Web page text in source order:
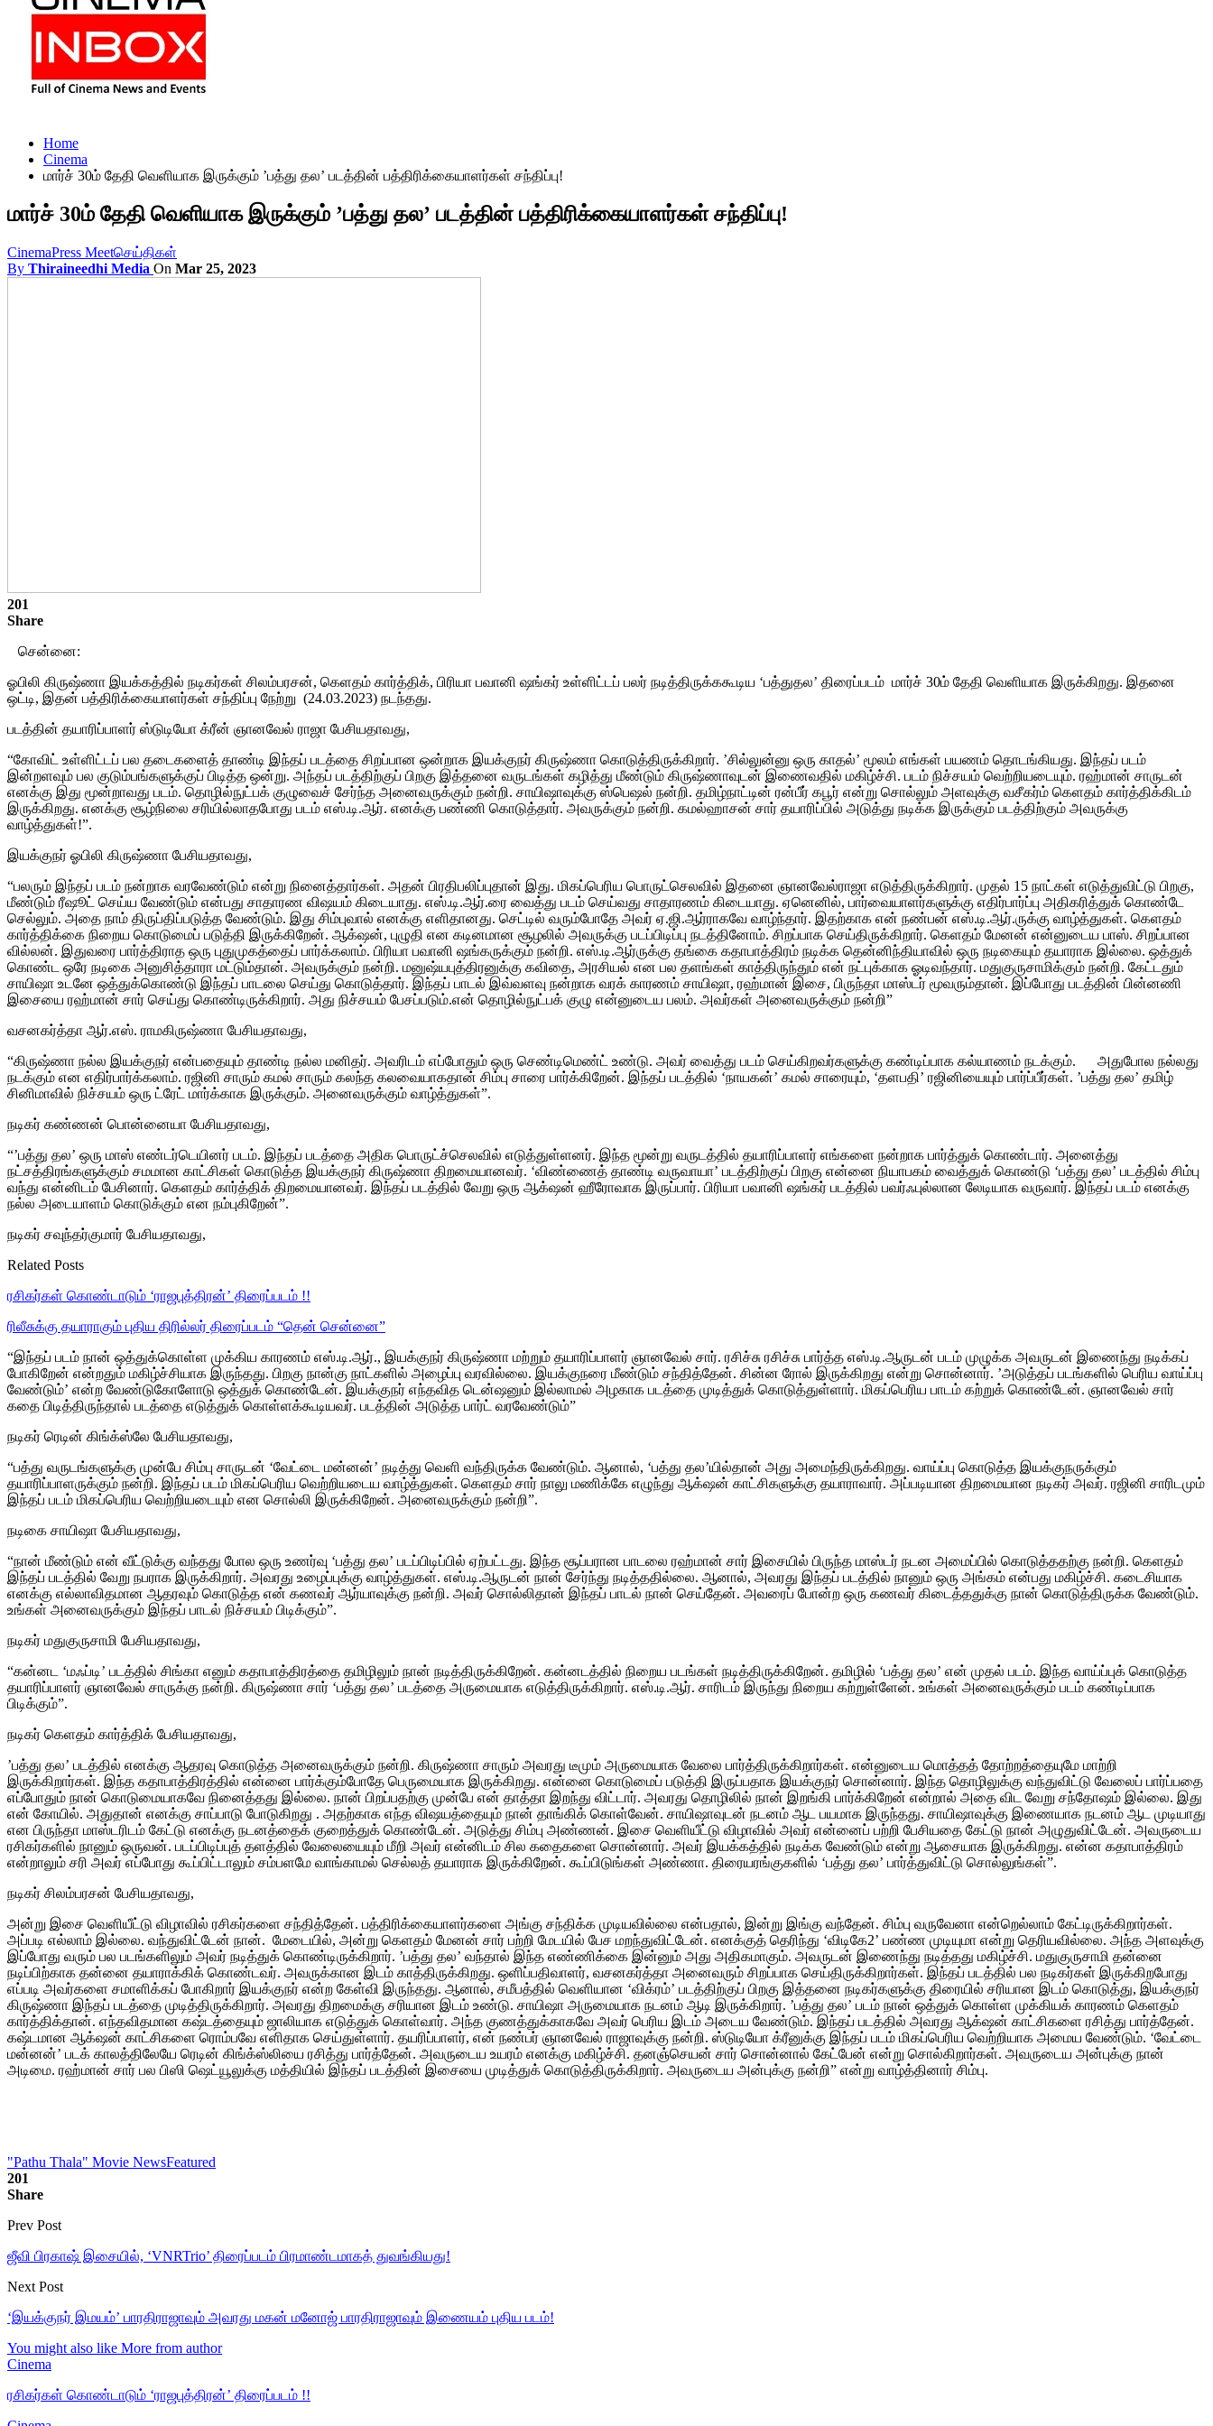
Home
Cinema
மார்ச் 30ம் தேதி வெளியாக இருக்கும் ’பத்து தல’ படத்தின் பத்திரிக்கையாளர்கள் சந்திப்பு!
மார்ச் 30ம் தேதி வெளியாக இருக்கும் ’பத்து தல’ படத்தின் பத்திரிக்கையாளர்கள் சந்திப்பு!
CinemaPress Meetசெய்திகள்
By Thiraineedhi Media On Mar 25, 2023
201
Share
சென்னை:
ஓபிலி கிருஷ்ணா இயக்கத்தில் நடிகர்கள் சிலம்பரசன், கெளதம் கார்த்திக், பிரியா பவானி ஷங்கர் உள்ளிட்டப் பலர் நடித்திருக்ககூடிய ‘பத்துதல’ திரைப்படம் மார்ச் 30ம் தேதி வெளியாக இருக்கிறது. இதனை
ஒட்டி, இதன் பத்திரிக்கையாளர்கள் சந்திப்பு நேற்று (24.03.2023) நடந்தது.
படத்தின் தயாரிப்பாளர் ஸ்டுடியோ க்ரீன் ஞானவேல் ராஜா பேசியதாவது,
“கோவிட் உள்ளிட்டப் பல தடைகளைத் தாண்டி இந்தப் படத்தை சிறப்பான ஒன்றாக இயக்குநர் கிருஷ்ணா கொடுத்திருக்கிறார். ’சில்லுன்னு ஒரு காதல்’ மூலம் எங்கள் பயணம் தொடங்கியது. இந்தப் படம்
இன்றளவும் பல குடும்பங்களுக்குப் பிடித்த ஒன்று. அந்தப் படத்திற்குப் பிறகு இத்தனை வருடங்கள் கழித்து மீண்டும் கிருஷ்ணாவுடன் இணைவதில் மகிழ்ச்சி. படம் நிச்சயம் வெற்றியடையும். ரஹ்மான் சாருடன்
எனக்கு இது மூன்றாவது படம். தொழில்நுட்பக் குழுவைச் சேர்ந்த அனைவருக்கும் நன்றி. சாயிஷாவுக்கு ஸ்பெஷல் நன்றி. தமிழ்நாட்டின் ரன்பீர் கபூர் என்று சொல்லும் அளவுக்கு வசீகர்ம் கெளதம் கார்த்திக்கிடம்
இருக்கிறது. எனக்கு சூழ்நிலை சரியில்லாதபோது படம் எஸ்.டி.ஆர். எனக்கு பண்ணி கொடுத்தார். அவருக்கும் நன்றி. கமல்ஹாசன் சார் தயாரிப்பில் அடுத்து நடிக்க இருக்கும் படத்திற்கும் அவருக்கு
வாழ்த்துகள்!”.
இயக்குநர் ஓபிலி கிருஷ்ணா பேசியதாவது,
“பலரும் இந்தப் படம் நன்றாக வரவேண்டும் என்று நினைத்தார்கள். அதன் பிரதிபலிப்புதான் இது. மிகப்பெரிய பொருட்செலவில் இதனை ஞானவேல்ராஜா எடுத்திருக்கிறார். முதல் 15 நாட்கள் எடுத்துவிட்டு பிறகு,
மீண்டும் ரீஷூட் செய்ய வேண்டும் என்பது சாதாரண விஷயம் கிடையாது. எஸ்.டி.ஆர்.ரை வைத்து படம் செய்வது சாதாரணம் கிடையாது. ஏனெனில், பார்வையாளர்களுக்கு எதிர்பார்ப்பு அதிகரித்துக் கொண்டே
செல்லும். அதை நாம் திருப்திப்படுத்த வேண்டும். இது சிம்புவால் எனக்கு எளிதானது. செட்டில் வரும்போதே அவர் ஏ.ஜி.ஆர்ராகவே வாழ்ந்தார். இதற்காக என் நண்பன் எஸ்.டி.ஆர்.ருக்கு வாழ்த்துகள். கெளதம்
கார்த்திக்கை நிறைய கொடுமைப் படுத்தி இருக்கிறேன். ஆக்‌ஷன், புழுதி என கடினமான சூழலில் அவருக்கு படப்பிடிப்பு நடத்தினோம். சிறப்பாக செய்திருக்கிறார். கெளதம் மேனன் என்னுடைய பாஸ். சிறப்பான
வில்லன். இதுவரை பார்த்திராத ஒரு புதுமுகத்தைப் பார்க்கலாம். பிரியா பவானி ஷங்கருக்கும் நன்றி. எஸ்.டி.ஆர்ருக்கு தங்கை கதாபாத்திரம் நடிக்க தென்னிந்தியாவில் ஒரு நடிகையும் தயாராக இல்லை. ஒத்துக்
கொண்ட ஒரே நடிகை அனுசித்தாரா மட்டும்தான். அவருக்கும் நன்றி. மனுஷ்யபுத்திரனுக்கு கவிதை, அரசியல் என பல தளங்கள் காத்திருந்தும் என் நட்புக்காக ஓடிவந்தார். மதுகுருசாமிக்கும் நன்றி. கேட்டதும்
சாயிஷா உடனே ஒத்துக்கொண்டு இந்தப் பாடலை செய்து கொடுத்தார். இந்தப் பாடல் இவ்வளவு நன்றாக வரக் காரணம் சாயிஷா, ரஹ்மான் இசை, பிருந்தா மாஸ்டர் மூவரும்தான். இப்போது படத்தின் பின்னணி
இசையை ரஹ்மான் சார் செய்து கொண்டிருக்கிறார். அது நிச்சயம் பேசப்படும்.என் தொழில்நுட்பக் குழு என்னுடைய பலம். அவர்கள் அனைவருக்கும் நன்றி”
வசனகர்த்தா ஆர்.எஸ். ராமகிருஷ்ணா பேசியதாவது,
“கிருஷ்ணா நல்ல இயக்குநர் என்பதையும் தாண்டி நல்ல மனிதர். அவரிடம் எப்போதும் ஒரு செண்டிமெண்ட் உண்டு. அவர் வைத்து படம் செய்கிறவர்களுக்கு கண்டிப்பாக கல்யாணம் நடக்கும். அதுபோல நல்லது
நடக்கும் என எதிர்பார்க்கலாம். ரஜினி சாரும் கமல் சாரும் கலந்த கலவையாகதான் சிம்பு சாரை பார்க்கிறேன். இந்தப் படத்தில் ‘நாயகன்’ கமல் சாரையும், ‘தளபதி’ ரஜினியையும் பார்ப்பீர்கள். ’பத்து தல’ தமிழ்
சினிமாவில் நிச்சயம் ஒரு ட்ரேட் மார்க்காக இருக்கும். அனைவருக்கும் வாழ்த்துகள்”.
நடிகர் கண்ணன் பொன்னையா பேசியதாவது,
“’பத்து தல’ ஒரு மாஸ் எண்டர்டெயினர் படம். இந்தப் படத்தை அதிக பொருட்ச்செலவில் எடுத்துள்ளனர். இந்த மூன்று வருடத்தில் தயாரிப்பாளர் எங்களை நன்றாக பார்த்துக் கொண்டார். அனைத்து
நட்சத்திரங்களுக்கும் சமமான காட்சிகள் கொடுத்த இயக்குநர் கிருஷ்ணா திறமையானவர். ‘விண்ணைத் தாண்டி வருவாயா’ படத்திற்குப் பிறகு என்னை நியாபகம் வைத்துக் கொண்டு ‘பத்து தல’ படத்தில் சிம்பு
வந்து என்னிடம் பேசினார். கெளதம் கார்த்திக் திறமையானவர். இந்தப் படத்தில் வேறு ஒரு ஆக்‌ஷன் ஹீரோவாக இருப்பார். பிரியா பவானி ஷங்கர் படத்தில் பவர்ஃபுல்லான லேடியாக வருவார். இந்தப் படம் எனக்கு
நல்ல அடையாளம் கொடுக்கும் என நம்புகிறேன்”.
நடிகர் சவுந்தர்குமார் பேசியதாவது,
Related Posts
ரசிகர்கள் கொண்டாடும் ‘ராஜபுத்திரன்’ திரைப்படம் !!
ரிலீசுக்கு தயாராகும் புதிய திரில்லர் திரைப்படம் “தென் சென்னை”
“இந்தப் படம் நான் ஒத்துக்கொள்ள முக்கிய காரணம் எஸ்.டி.ஆர்., இயக்குநர் கிருஷ்ணா மற்றும் தயாரிப்பாளர் ஞானவேல் சார். ரசிச்சு ரசிச்சு பார்த்த எஸ்.டி.ஆருடன் படம் முழுக்க அவருடன் இணைந்து நடிக்கப்
போகிறேன் என்றதும் மகிழ்ச்சியாக இருந்தது. பிறகு நான்கு நாட்களில் அழைப்பு வரவில்லை. இயக்குநரை மீண்டும் சந்தித்தேன். சின்ன ரோல் இருக்கிறது என்று சொன்னார். ’அடுத்தப் படங்களில் பெரிய வாய்ப்பு
வேண்டும்’ என்ற வேண்டுகோளோடு ஒத்துக் கொண்டேன். இயக்குநர் எந்தவித டென்ஷனும் இல்லாமல் அழகாக படத்தை முடித்துக் கொடுத்துள்ளார். மிகப்பெரிய பாடம் கற்றுக் கொண்டேன். ஞானவேல் சார்
கதை பிடித்திருந்தால் படத்தை எடுத்துக் கொள்ளக்கூடியவர். படத்தின் அடுத்த பார்ட் வரவேண்டும்”
நடிகர் ரெடின் கிங்க்ஸ்லே பேசியதாவது,
“பத்து வருடங்களுக்கு முன்பே சிம்பு சாருடன் ‘வேட்டை மன்னன்’ நடித்து வெளி வந்திருக்க வேண்டும். ஆனால், ‘பத்து தல’யில்தான் அது அமைந்திருக்கிறது. வாய்ப்பு கொடுத்த இயக்குநருக்கும்
தயாரிப்பாளருக்கும் நன்றி. இந்தப் படம் மிகப்பெரிய வெற்றியடைய வாழ்த்துகள். கெளதம் சார் நாலு மணிக்கே எழுந்து ஆக்‌ஷன் காட்சிகளுக்கு தயாராவார். அப்படியான திறமையான நடிகர் அவர். ரஜினி சாரிடமும்
இந்தப் படம் மிகப்பெரிய வெற்றியடையும் என சொல்லி இருக்கிறேன். அனைவருக்கும் நன்றி”.
நடிகை சாயிஷா பேசியதாவது,
“நான் மீண்டும் என் வீட்டுக்கு வந்தது போல ஒரு உணர்வு ‘பத்து தல’ படப்பிடிப்பில் ஏற்பட்டது. இந்த சூப்பரான பாடலை ரஹ்மான் சார் இசையில் பிருந்த மாஸ்டர் நடன அமைப்பில் கொடுத்ததற்கு நன்றி. கெளதம்
இந்தப் படத்தில் வேறு நபராக இருக்கிறார். அவரது உழைப்புக்கு வாழ்த்துகள். எஸ்.டி.ஆருடன் நான் சேர்ந்து நடித்ததில்லை. ஆனால், அவரது இந்தப் படத்தில் நானும் ஒரு அங்கம் என்பது மகிழ்ச்சி. கடைசியாக
எனக்கு எல்லாவிதமான ஆதரவும் கொடுத்த என் கணவர் ஆர்யாவுக்கு நன்றி. அவர் சொல்லிதான் இந்தப் பாடல் நான் செய்தேன். அவரைப் போன்ற ஒரு கணவர் கிடைத்ததுக்கு நான் கொடுத்திருக்க வேண்டும்.
உங்கள் அனைவருக்கும் இந்தப் பாடல் நிச்சயம் பிடிக்கும்”.
நடிகர் மதுகுருசாமி பேசியதாவது,
“கன்னட ‘மஃப்டி’ படத்தில் சிங்கா எனும் கதாபாத்திரத்தை தமிழிலும் நான் நடித்திருக்கிறேன். கன்னடத்தில் நிறைய படங்கள் நடித்திருக்கிறேன். தமிழில் ‘பத்து தல’ என் முதல் படம். இந்த வாய்ப்புக் கொடுத்த
தயாரிப்பாளர் ஞானவேல் சாருக்கு நன்றி. கிருஷ்ணா சார் ‘பத்து தல’ படத்தை அருமையாக எடுத்திருக்கிறார். எஸ்.டி.ஆர். சாரிடம் இருந்து நிறைய கற்றுள்ளேன். உங்கள் அனைவருக்கும் படம் கண்டிப்பாக
பிடிக்கும்”.
நடிகர் கெளதம் கார்த்திக் பேசியதாவது,
’பத்து தல’ படத்தில் எனக்கு ஆதரவு கொடுத்த அனைவருக்கும் நன்றி. கிருஷ்ணா சாரும் அவரது டீமும் அருமையாக வேலை பார்த்திருக்கிறார்கள். என்னுடைய மொத்தத் தோற்றத்தையுமே மாற்றி
இருக்கிறார்கள். இந்த கதாபாத்திரத்தில் என்னை பார்க்கும்போதே பெருமையாக இருக்கிறது. என்னை கொடுமைப் படுத்தி இருப்பதாக இயக்குநர் சொன்னார். இந்த தொழிலுக்கு வந்துவிட்டு வேலைப் பார்ப்பதை
எப்போதும் நான் கொடுமையாகவே நினைத்தது இல்லை. நான் பிறப்பதற்கு முன்பே என் தாத்தா இறந்து விட்டார். அவரது தொழிலில் நான் இறங்கி பார்க்கிறேன் என்றால் அதை விட வேறு சந்தோஷம் இல்லை. இது
என் கோயில். அதுதான் எனக்கு சாப்பாடு போடுகிறது . அதற்காக எந்த விஷயத்தையும் நான் தாங்கிக் கொள்வேன். சாயிஷாவுடன் நடனம் ஆட பயமாக இருந்தது. சாயிஷாவுக்கு இணையாக நடனம் ஆட முடியாது
என பிருந்தா மாஸ்டரிடம் கேட்டு எனக்கு நடனத்தைக் குறைத்துக் கொண்டேன். அடுத்து சிம்பு அண்ணன். இசை வெளியீட்டு விழாவில் அவர் என்னைப் பற்றி பேசியதை கேட்டு நான் அழுதுவிட்டேன். அவருடைய
ரசிகர்களில் நானும் ஒருவன். படப்பிடிப்புத் தளத்தில் வேலையையும் மீறி அவர் என்னிடம் சில கதைகளை சொன்னார். அவர் இயக்கத்தில் நடிக்க வேண்டும் என்று ஆசையாக இருக்கிறது. என்ன கதாபாத்திரம்
என்றாலும் சரி அவர் எப்போது கூப்பிட்டாலும் சம்பளமே வாங்காமல் செல்லத் தயாராக இருக்கிறேன். கூப்பிடுங்கள் அண்ணா. திரையரங்குகளில் ‘பத்து தல’ பார்த்துவிட்டு சொல்லுங்கள்”.
நடிகர் சிலம்பரசன் பேசியதாவது,
அன்று இசை வெளியீட்டு விழாவில் ரசிகர்களை சந்தித்தேன். பத்திரிக்கையாளர்களை அங்கு சந்திக்க முடியவில்லை என்பதால், இன்று இங்கு வந்தேன். சிம்பு வருவேனா என்றெல்லாம் கேட்டிருக்கிறார்கள்.
அப்படி எல்லாம் இல்லை. வந்துவிட்டேன் நான். மேடையில், அன்று கெளதம் மேனன் சார் பற்றி மேடயில் பேச மறந்துவிட்டேன். எனக்குத் தெரிந்து ‘விடிகே2’ பண்ண முடியுமா என்று தெரியவில்லை. அந்த அளவுக்கு
இப்போது வரும் பல படங்களிலும் அவர் நடித்துக் கொண்டிருக்கிறார். ’பத்து தல’ வந்தால் இந்த எண்ணிக்கை இன்னும் அது அதிகமாகும். அவருடன் இணைந்து நடித்தது மகிழ்ச்சி. மதுகுருசாமி தன்னை
நடிப்பிற்காக தன்னை தயாராக்கிக் கொண்டவர். அவருக்கான இடம் காத்திருக்கிறது. ஒளிப்பதிவாளர், வசனகர்த்தா அனைவரும் சிறப்பாக செய்திருக்கிறார்கள். இந்தப் படத்தில் பல நடிகர்கள் இருக்கிறபோது
எப்படி அவர்களை சமாளிக்கப் போகிறார் இயக்குநர் என்ற கேள்வி இருந்தது. ஆனால், சமீபத்தில் வெளியான ‘விக்ரம்’ படத்திற்குப் பிறகு இத்தனை நடிகர்களுக்கு திரையில் சரியான இடம் கொடுத்து, இயக்குநர்
கிருஷ்ணா இந்தப் படத்தை முடித்திருக்கிறார். அவரது திறமைக்கு சரியான இடம் உண்டு. சாயிஷா அருமையாக நடனம் ஆடி இருக்கிறார். ’பத்து தல’ படம் நான் ஒத்துக் கொள்ள முக்கியக் காரணம் கெளதம்
கார்த்திக்தான். எந்தவிதமான கஷ்டத்தையும் ஜாலியாக எடுத்துக் கொள்வார். அந்த குணத்துக்காகவே அவர் பெரிய இடம் அடைய வேண்டும். இந்தப் படத்தில் அவரது ஆக்‌ஷன் காட்சிகளை ரசித்து பார்த்தேன்.
கஷ்டமான ஆக்‌ஷன் காட்சிகளை ரொம்பவே எளிதாக செய்துள்ளார். தயரிப்பாளர், என் நண்பர் ஞானவேல் ராஜாவுக்கு நன்றி. ஸ்டுடியோ க்ரீனுக்கு இந்தப் படம் மிகப்பெரிய வெற்றியாக அமைய வேண்டும். ‘வேட்டை
மன்னன்’ படக் காலத்திலேயே ரெடின் கிங்க்ஸ்லியை ரசித்து பார்த்தேன். அவருடைய உயரம் எனக்கு மகிழ்ச்சி. தனஞ்செயன் சார் சொன்னால் கேட்பேன் என்று சொல்கிறார்கள். அவருடைய அன்புக்கு நான்
அடிமை. ரஹ்மான் சார் பல பிஸி ஷெட்யூலுக்கு மத்தியில் இந்தப் படத்தின் இசையை முடித்துக் கொடுத்திருக்கிறார். அவருடைய அன்புக்கு நன்றி” என்று வாழ்த்தினார் சிம்பு.
"Pathu Thala" Movie NewsFeatured
201
Share
Prev Post
ஜீவி பிரகாஷ் இசையில், ‘VNRTrio’ திரைப்படம் பிரமாண்டமாகத் துவங்கியது!
Next Post
‘இயக்குநர் இமயம்’ பாரதிராஜாவும் அவரது மகன் மனோஜ் பாரதிராஜாவும் இணையம் புதிய படம்!
You might also like More from author
Cinema
ரசிகர்கள் கொண்டாடும் ‘ராஜபுத்திரன்’ திரைப்படம் !!